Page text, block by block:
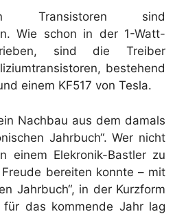
Transistoren sind
Wie schon in der 1-Watt-
sind die Treiber
bestehend
einem KF517 von Tesla.
Nachbau aus dem damals
Jahrbuch“. Wer nicht
einem Elekronik-Bastler zu
bereiten konnte – mit
Jahrbuch“, in der Kurzform
für das kommende Jahr lag